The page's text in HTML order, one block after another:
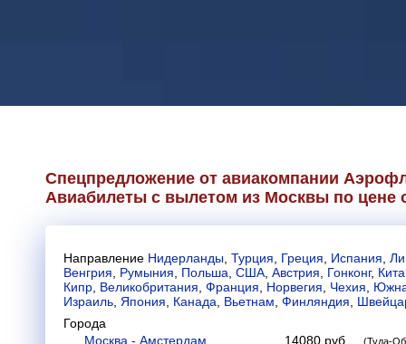
Спецпредложение от авиакомпании
Авиабилеты с вылетом из Москвы по цене
Направление Нидерланды Турция Греция Испания
Венгрия
Румыния Польша США Австрия Гонконг,
Кипр Великобритания Франция Норвегия Чехия
Израиль Япония Канада Вьетнам Финляндия
Города
Москва - Амстердам
14080 руб (Туда-